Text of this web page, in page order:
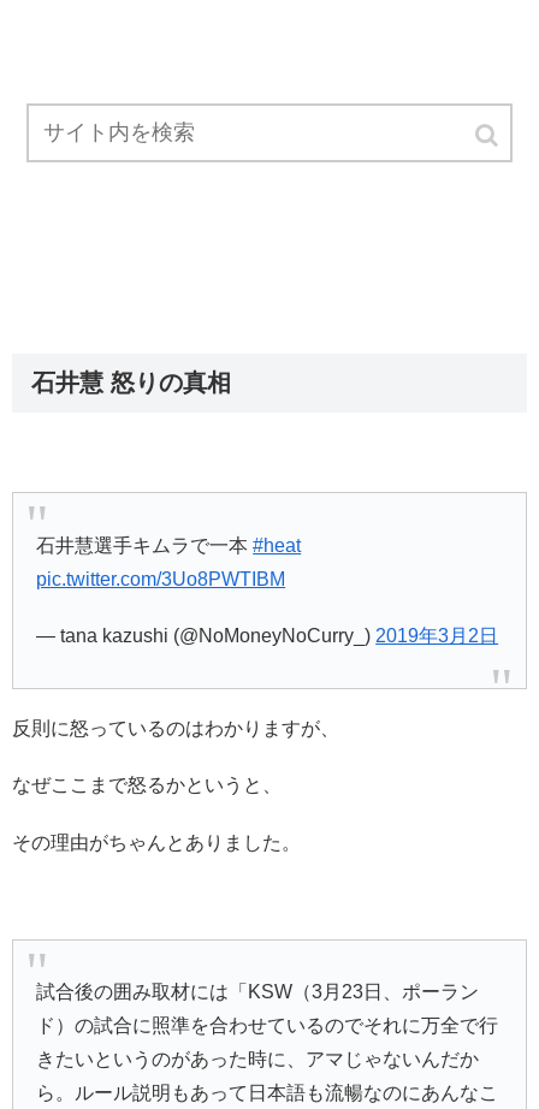
石井慧 怒りの真相
石井慧選手キムラで一本#heat
pic.twitter.com/3Uo8PWTIBM
— tana kazushi (@NoMoneyNoCurry_) 2019年3月2日
反則に怒っているのはわかりますが、
なぜここまで怒るかというと、
その理由がちゃんとありました。
試合後の囲み取材には「KSW（3月23日、ポーラン
ド）の試合に照準を合わせているのでそれに万全で行
きたいというのがあった時に、アマじゃないんだか
ら。ルール説明もあって日本語も流暢なのにあんなこ